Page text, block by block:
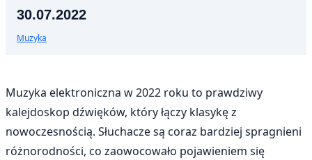
30.07.2022
Muzyka
Muzyka elektroniczna w 2022 roku to prawdziwy
kalejdoskop dźwięków, który łączy klasykę z
nowoczesnością. Słuchacze są coraz bardziej spragnieni
różnorodności, co zaowocowało pojawieniem się